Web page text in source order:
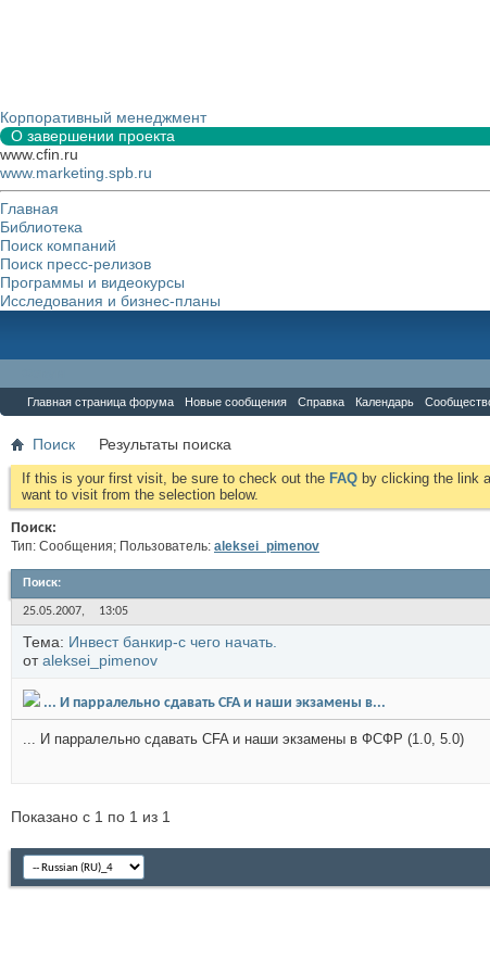
Корпоративный менеджмент
О завершении проекта
www.cfin.ru
www.marketing.spb.ru
Главная
Библиотека
Поиск компаний
Поиск пресс-релизов
Программы и видеокурсы
Исследования и бизнес-планы
Главная страница форума Новые сообщения Справка Календарь
Поиск Результаты поиска
If this is your first visit, be sure to check out the FAQ by clicking the link
want to visit from the selection below.
Поиск:
Тип: Сообщения; Пользователь: aleksei_pimenov
Поиск:
25.05.2007, 13:05
Тема: Инвест банкир-с чего начать.
отaleksei_pimenov
... И парралельно сдавать CFA и наши экзамены в...
... И парралельно сдавать CFA и наши экзамены в ФСФР (1.0, 5.0)
Показано с 1 по 1 из 1